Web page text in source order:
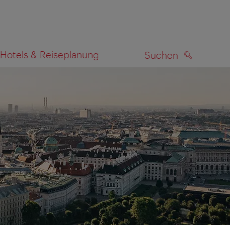
Hotels & Reiseplanung Suchen